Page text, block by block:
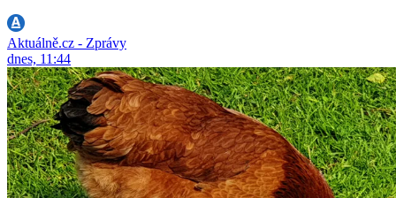
Aktuálně.cz - Zprávy
dnes, 11:44